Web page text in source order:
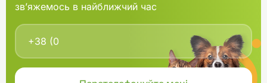
В кошик
зв’яжемось в найближчий час